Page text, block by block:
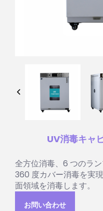
UV消毒キャ
全方位消毒、6 つのラ
360 度カバー消毒を実
面領域を消毒します。
お問い合わせ